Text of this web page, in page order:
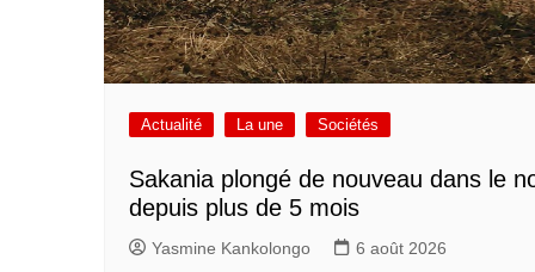
Actualité La une Sociétés
Sakania plongé de nouveau dans le
depuis plus de 5 mois
Yasmine Kankolongo 6 août 2026